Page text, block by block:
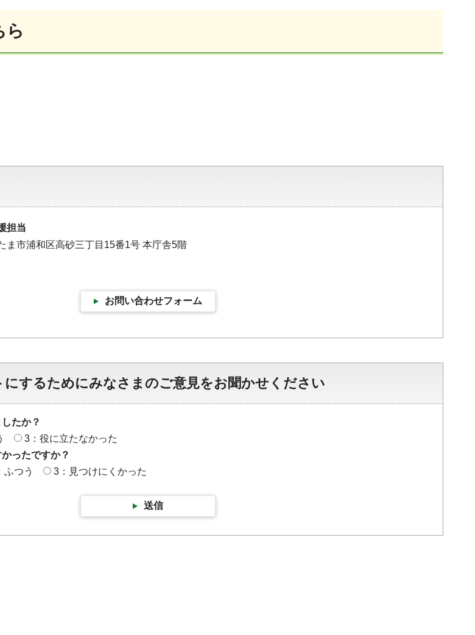
ら
担当
ま市浦和区高砂三丁目15番1号 本庁舎5階
お問い合わせフォーム
するためにみなさまのご意見をお聞かせください
たか？
3：役に立たなかった
ったですか？
ふつう 3：見つけにくかった
送信